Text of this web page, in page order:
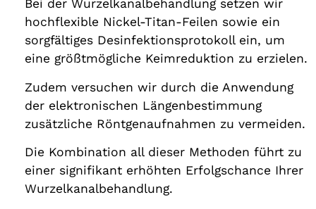
Bei der Wurzelkanalbehandlung setzen wir
hochflexible Nickel-Titan-Feilen sowie ein
sorgfältiges Desinfektionsprotokoll ein, um
eine größtmögliche Keimreduktion zu erzielen.
Zudem versuchen wir durch die Anwendung
der elektronischen Längenbestimmung
zusätzliche Röntgenaufnahmen zu vermeiden.
Die Kombination all dieser Methoden führt zu
einer signifikant erhöhten Erfolgschance Ihrer
Wurzelkanalbehandlung.